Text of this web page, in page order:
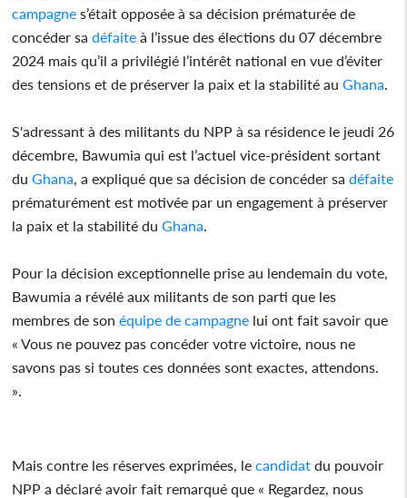
campagne s’était opposée à sa décision prématurée de
concéder sa défaite à l’issue des élections du 07 décembre
2024 mais qu’il a privilégié l’intérêt national en vue d’éviter
des tensions et de préserver la paix et la stabilité auGhana
S'adressant à des militants du NPP à sa résidence le jeudi 26
décembre, Bawumia qui est l’actuel vice-président sortant
duGhana , a expliqué que sa décision de concéder sa défaite
prématurément est motivée par un engagement à préserver
la paix et la stabilité duGhana
Pour la décision exceptionnelle prise au lendemain du vote,
Bawumia a révélé aux militants de son parti que les
membres de son équipe de campagne lui ont fait savoir que
« Vous ne pouvez pas concéder votre victoire, nous ne
savons pas si toutes ces données sont exactes, attendons.
».
Mais contre les réserves exprimées, le candidat du pouvoir
NPP a déclaré avoir fait remarqué que « Regardez, nous